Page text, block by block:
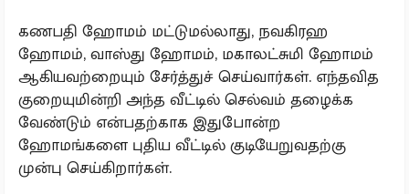
கணபதி ஹோமம் மட்டுமல்லாது, நவகிரஹ
ஹோமம், வாஸ்து ஹோமம், மகாலட்சுமி ஹோமம்
ஆகியவற்றையும் சேர்த்துச் செய்வார்கள். எந்தவித
குறையுமின்றி அந்த வீட்டில் செல்வம் தழைக்க
வேண்டும் என்பதற்காக இதுபோன்ற
ஹோமங்களை புதிய வீட்டில் குடியேறுவதற்கு
முன்பு செய்கிறார்கள்.